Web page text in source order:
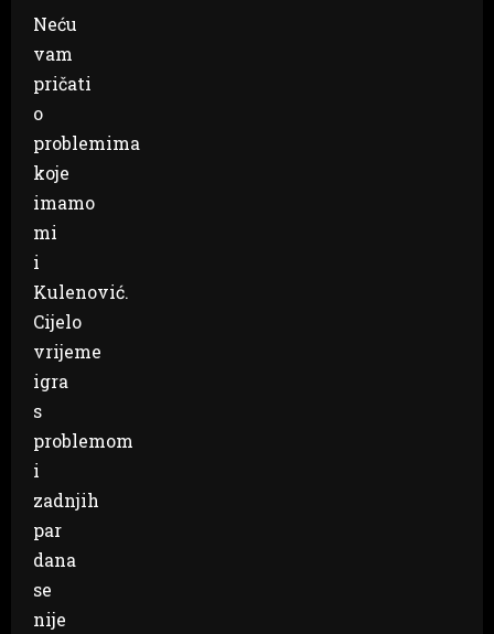
Neću
vam
pričati
o
problemima
koje
imamo
mi
i
Kulenović.
Cijelo
vrijeme
igra
s
problemom
i
zadnjih
par
dana
se
nije